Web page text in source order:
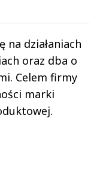
na działaniach
oraz dba o
Celem firmy
marki